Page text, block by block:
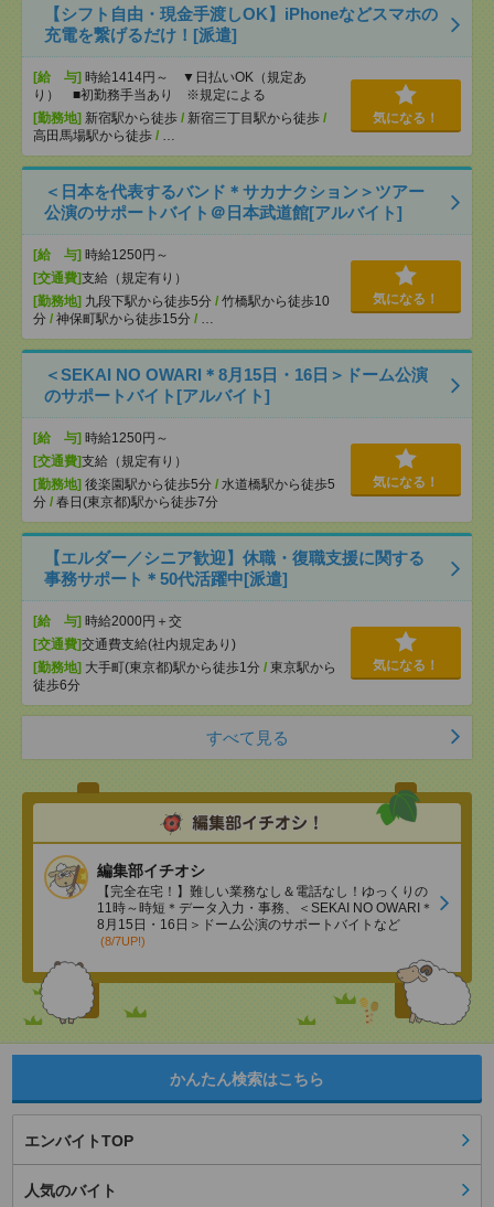
【シフト自由・現金手渡しOK】iPhoneなどスマホの
充電を繋げるだけ！[派遣]
[給 与] 時給1414円～ ▼日払いOK（規定あ
り） ■初勤務手当あり ※規定による
[勤務地] 新宿駅から徒歩 / 新宿三丁目駅から徒歩 /
高田馬場駅から徒歩 / …
気になる！
＜日本を代表するバンド＊サカナクション＞ツアー
公演のサポートバイト＠日本武道館[アルバイト]
[給 与] 時給1250円～
[交通費]支給（規定有り）
[勤務地] 九段下駅から徒歩5分 / 竹橋駅から徒歩10
分 / 神保町駅から徒歩15分 / …
気になる！
＜SEKAI NO OWARI＊8月15日・16日＞ドーム公演
のサポートバイト[アルバイト]
[給 与] 時給1250円～
[交通費]支給（規定有り）
[勤務地] 後楽園駅から徒歩5分 / 水道橋駅から徒歩5
分 / 春日(東京都)駅から徒歩7分
気になる！
【エルダー／シニア歓迎】休職・復職支援に関する
事務サポート＊50代活躍中[派遣]
[給 与] 時給2000円＋交
[交通費]交通費支給(社内規定あり)
[勤務地] 大手町(東京都)駅から徒歩1分 / 東京駅から
徒歩6分
気になる！
すべて見る
編集部イチオシ
【完全在宅！】難しい業務なし＆電話なし！ゆっくりの
11時～時短＊データ入力・事務、＜SEKAI NO OWARI＊
8月15日・16日＞ドーム公演のサポートバイトなど
(8/7UP!)
かんたん検索はこちら
エンバイトTOP
人気のバイト